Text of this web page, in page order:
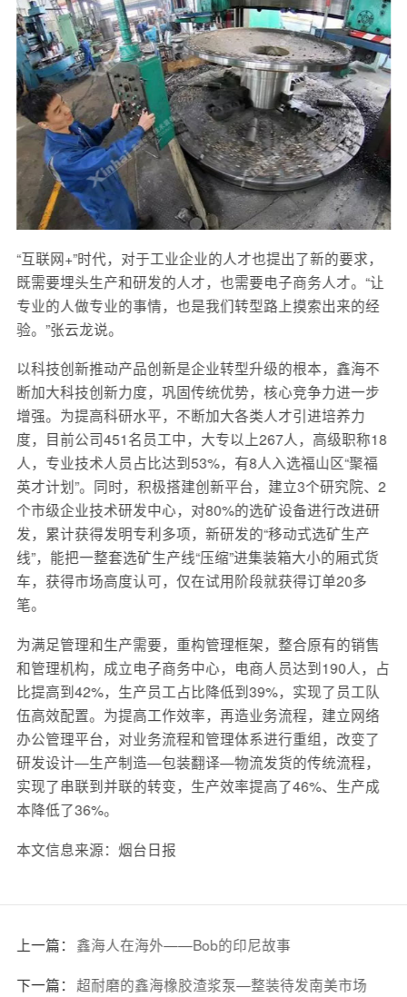
“互联网+”时代，对于工业企业的人才也提出了新的要求，
既需要埋头生产和研发的人才，也需要电子商务人才。“让
专业的人做专业的事情，也是我们转型路上摸索出来的经
验。”张云龙说。
以科技创新推动产品创新是企业转型升级的根本，鑫海不
断加大科技创新力度，巩固传统优势，核心竞争力进一步
增强。为提高科研水平，不断加大各类人才引进培养力
度，目前公司451名员工中，大专以上267人，高级职称18
人，专业技术人员占比达到53%，有8人入选福山区“聚福
英才计划”。同时，积极搭建创新平台，建立3个研究院、2
个市级企业技术研发中心，对80%的选矿设备进行改进研
发，累计获得发明专利多项，新研发的“移动式选矿生产
线”，能把一整套选矿生产线“压缩”进集装箱大小的厢式货
车，获得市场高度认可，仅在试用阶段就获得订单20多
笔。
为满足管理和生产需要，重构管理框架，整合原有的销售
和管理机构，成立电子商务中心，电商人员达到190人，占
比提高到42%，生产员工占比降低到39%，实现了员工队
伍高效配置。为提高工作效率，再造业务流程，建立网络
办公管理平台，对业务流程和管理体系进行重组，改变了
研发设计—生产制造—包装翻译—物流发货的传统流程，
实现了串联到并联的转变，生产效率提高了46%、生产成
本降低了36%。
本文信息来源：烟台日报
上一篇： 鑫海人在海外——Bob的印尼故事
下一篇： 超耐磨的鑫海橡胶渣浆泵—整装待发南美市场